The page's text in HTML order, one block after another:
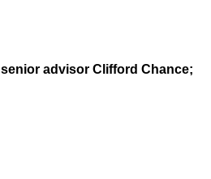
advisor Clifford Chance;